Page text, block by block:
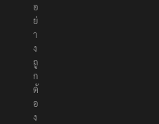
า
อ
ย่
า
ง
ถู
ก
ต้
อ